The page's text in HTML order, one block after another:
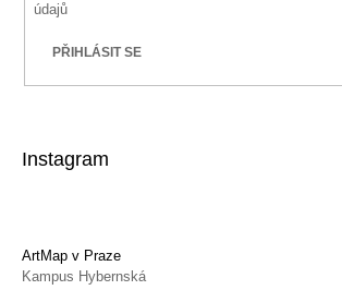
údajů
PŘIHLÁSIT SE
Instagram
ArtMap v Praze
Kampus Hybernská